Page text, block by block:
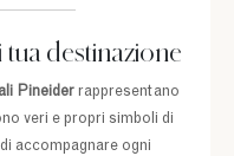
destinazione
Pineiderrappresentano
veri e propri simboli di
accompagnare ogni